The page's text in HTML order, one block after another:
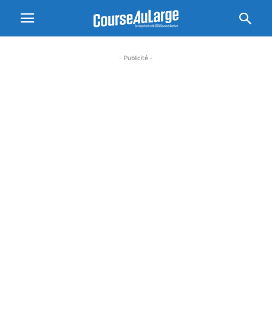
- Publicité -